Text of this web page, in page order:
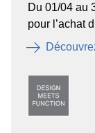
Du 01/04 au
pour l’achat